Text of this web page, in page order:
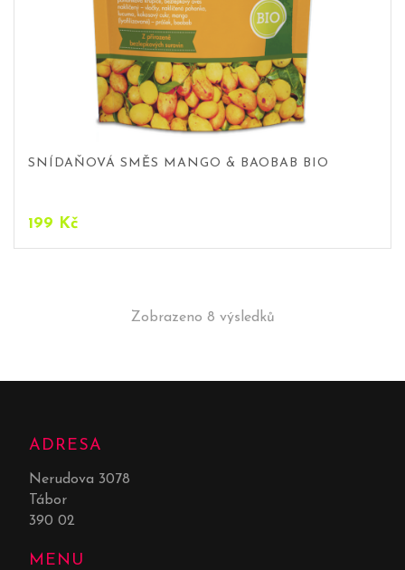
SNÍDAŇOVÁ SMĚS MANGO & BAOBAB BIO
199 Kč
Zobrazeno 8 výsledků
ADRESA
Nerudova 3078
Tábor
390 02
MENU